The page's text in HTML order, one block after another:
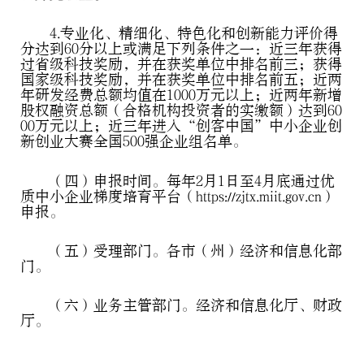
4.专业化、精细化、特色化和创新能力评价得
分达到60分以上或满足下列条件之一：近三年获得
过省级科技奖励，并在获奖单位中排名前三；获得
国家级科技奖励，并在获奖单位中排名前五；近两
年研发经费总额均值在1000万元以上；近两年新增
股权融资总额（合格机构投资者的实缴额）达到60
00万元以上；近三年进入“创客中国”中小企业创
新创业大赛全国500强企业组名单。
（四）申报时间。每年2月1日至4月底通过优
质中小企业梯度培育平台（https://zjtx.miit.gov.cn）
申报。
（五）受理部门。各市（州）经济和信息化部
门。
（六）业务主管部门。经济和信息化厅、财政
厅。